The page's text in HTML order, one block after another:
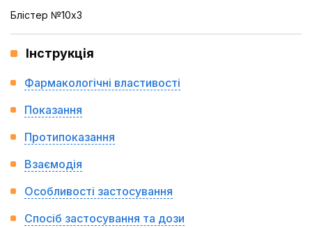
Блістер №10x3
Інструкція
Фармакологічні властивості
Показання
Протипоказання
Взаємодія
Особливості застосування
Спосіб застосування та дози